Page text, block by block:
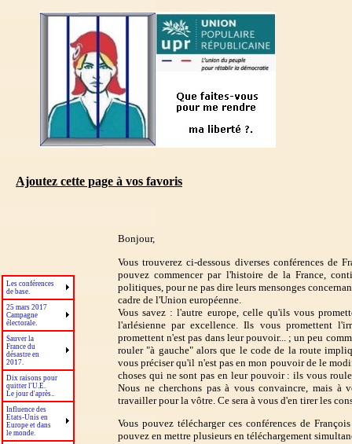
Ajoutez cette page à vos favoris
Les conférences
de base.
25 mars 2017
Campagne
électorale.
Sauver la
France du
désastre en
2017.
Dix raisons pour
quitter l'U.E.
Le jour d'après..
Influence des
Etats-Unis en
Europe et dans
le monde.
Bonjour,
Vous trouverez ci-dessous diverses conférences de
pouvez commencer par l'histoire de la France,
politiques, pour ne pas dire leurs mensonges
cadre de l'Union européenne.
Vous savez : l'autre europe, celle qu'ils vous
l'arlésienne par excellence. Ils vous promettent
promettent n'est pas dans leur pouvoir... ; un peu
rouler "à gauche" alors que le code de la route
vous préciser qu'il n'est pas en mon pouvoir de le
choses qui ne sont pas en leur pouvoir : ils vous
Nous ne cherchons pas à vous convaincre, mais à
travailler pour la vôtre. Ce sera à vous d'en tirer les
Vous pouvez télécharger ces conférences de
pouvez en mettre plusieurs en téléchargement